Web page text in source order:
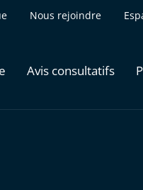
Nous rejoindre
Avis consultatifs